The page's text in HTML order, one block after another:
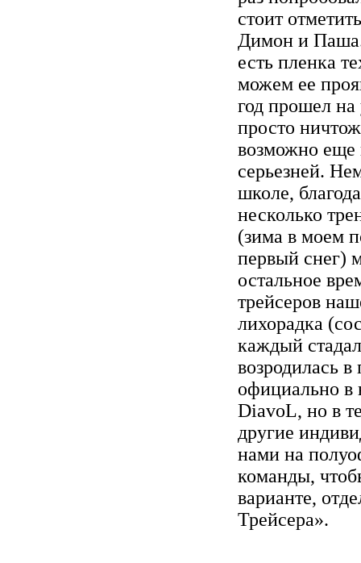
стоит
Димон и Паша.
есть пленка
можем ее
год прошел
просто
возможно еще
серьезней.
школе,
несколько
(зима в моем
первый снег)
остальное
трейсеров
лихорадка
каждый
возродилась
официально в
DiavoL, но в
другие
нами на
команды,
варианте,
Трейсера».